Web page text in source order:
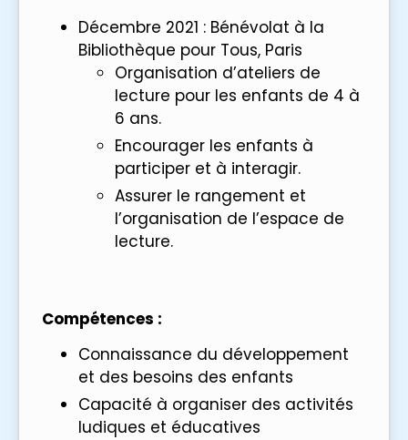
Décembre 2021 : Bénévolat à la
Bibliothèque pour Tous, Paris
Organisation d’ateliers de
lecture pour les enfants de 4 à
6 ans.
Encourager les enfants à
participer et à interagir.
Assurer le rangement et
l’organisation de l’espace de
lecture.
Compétences :
Connaissance du développement
et des besoins des enfants
Capacité à organiser des activités
ludiques et éducatives